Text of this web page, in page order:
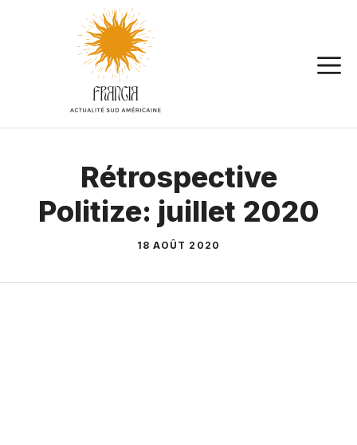
Rétrospective
Politize: juillet 2020
18 AOÛT 2020